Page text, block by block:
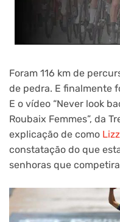
Foram 116 km de
de pedra. E finalmente
E o vídeo “Never look
Roubaix Femmes”, da
explicação de como
constatação do que
senhoras que